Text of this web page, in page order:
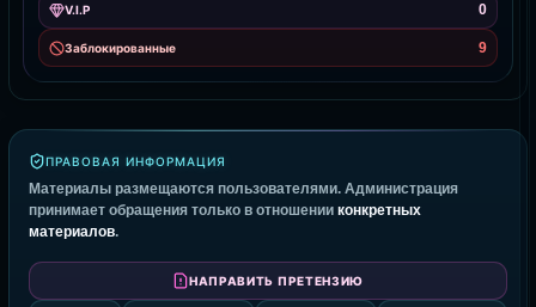
V.I.P 0
Заблокированные 9
ПРАВОВАЯ ИНФОРМАЦИЯ
Материалы размещаются пользователями. Администрация
принимает обращения только в отношении конкретных
материалов.
НАПРАВИТЬ ПРЕТЕНЗИЮ